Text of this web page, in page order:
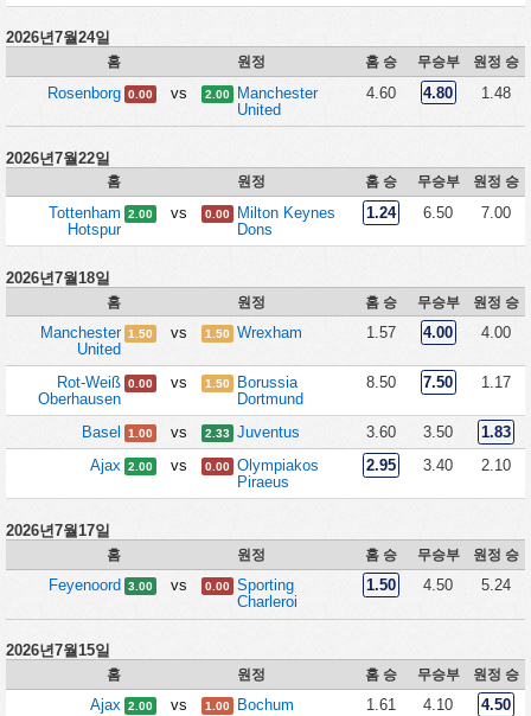
2026년7월24일
홈 원정 홈 승 무승부 원정 승
Rosenborg 0.00 vs 2.00
Manchester
United
4.60 4.80 1.48
2026년7월22일
홈 원정 홈 승 무승부 원정 승
Tottenham
Hotspur
2.00 vs 0.00
Milton Keynes
Dons
1.24 6.50 7.00
2026년7월18일
홈 원정 홈 승 무승부 원정 승
Manchester
United
1.50 vs 1.50 Wrexham 1.57 4.00 4.00
Rot-Weiß
Oberhausen
0.00 vs 1.50
Borussia
Dortmund
8.50 7.50 1.17
Basel 1.00 vs 2.33 Juventus 3.60 3.50
1.83
Ajax
2.00 vs 0.00 Olympiakos
Piraeus
2.95 3.40 2.10
2026년7월17일
홈 원정 홈 승 무승부 원정 승
Feyenoord 3.00 vs 0.00 Sporting
Charleroi
1.50 4.50 5.24
2026년7월15일
홈 원정 홈 승 무승부 원정 승
Ajax 2.00 vs 1.00 Bochum 1.61 4.10 4.50